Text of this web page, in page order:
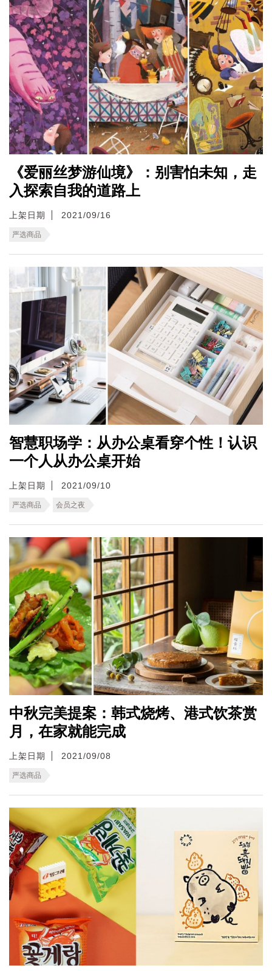
《爱丽丝梦游仙境》：别害怕未知，走
入探索自我的道路上
上架日期 2021/09/16
严选商品
智慧职场学：从办公桌看穿个性！认识
一个人从办公桌开始
上架日期 2021/09/10
严选商品 会员之夜
中秋完美提案：韩式烧烤、港式饮茶赏
月，在家就能完成
上架日期 2021/09/08
严选商品